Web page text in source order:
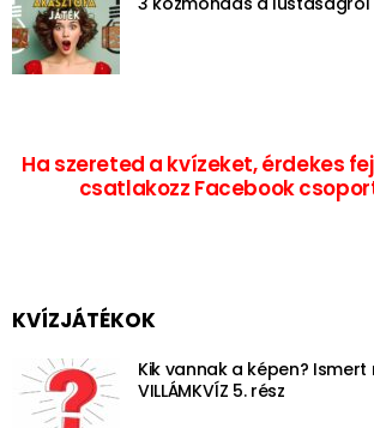
Ha szereted a kvízeket, érdekes
csatlakozz Facebook
KVÍZJÁTÉKOK
Kik vannak a képen?
VILLÁMKVÍZ 5. rész